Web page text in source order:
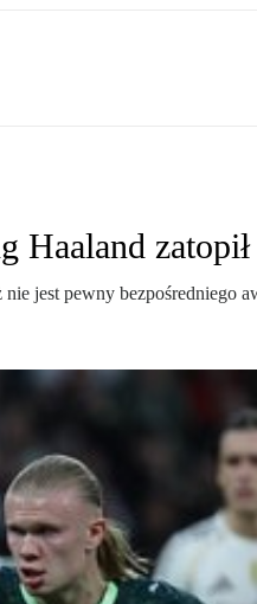
zatopił
jest pewny bezpośredniego